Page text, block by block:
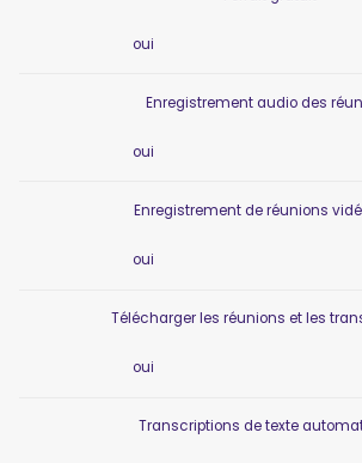
oui
Enregistrement audio des
oui
Enregistrement de réunions
oui
Télécharger les réunions et les
oui
Transcriptions de texte